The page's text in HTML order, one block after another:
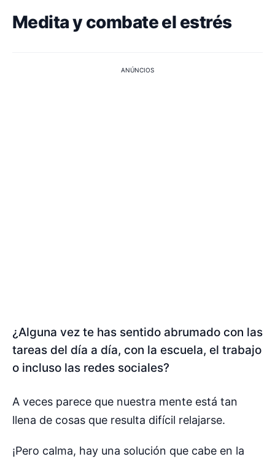
Medita y combate el estrés
ANÚNCIOS
¿Alguna vez te has sentido abrumado con las
tareas del día a día, con la escuela, el trabajo
o incluso las redes sociales?
A veces parece que nuestra mente está tan
llena de cosas que resulta difícil relajarse.
¡Pero calma, hay una solución que cabe en la